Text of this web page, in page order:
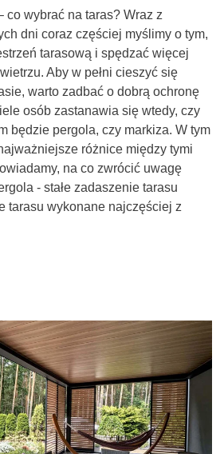
co wybrać na taras? Wraz z
dni coraz częściej myślimy o tym,
tarasową i spędzać więcej
Aby w pełni cieszyć się
warto zadbać o dobrą ochronę
osób zastanawia się wtedy, czy
będzie pergola, czy markiza. W tym
różnice między tymi
na co zwrócić uwagę
- stałe zadaszenie tarasu
tarasu wykonane najczęściej z